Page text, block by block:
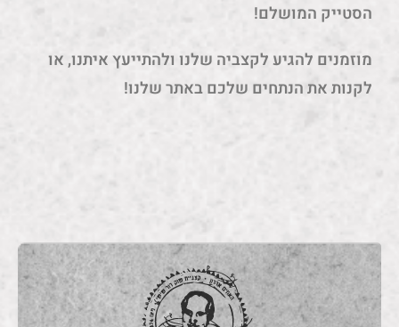
הסטייק המושלם!
מוזמנים להגיע לקצביה שלנו ולהתייעץ איתנו, או
לקנות את הנתחים שלכם באתר שלנו!